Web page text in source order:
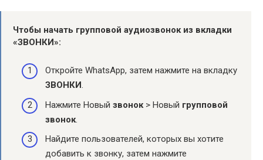
Чтобы начать групповой аудиозвонок из вкладки
«ЗВОНКИ»:
Откройте WhatsApp, затем нажмите на вкладку
ЗВОНКИ.
Нажмите Новый звонок> Новый групповой
звонок.
Найдите пользователей, которых вы хотите
добавить к звонку, затем нажмите